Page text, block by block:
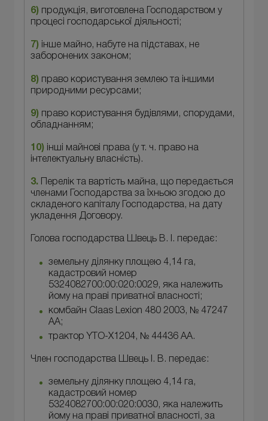
6) продукція, виготовлена Господарством у
процесі господарської діяльності;
7)
інше майно, набуте на підставах, не
заборонених законом;
8) право користування землею та іншими
природними ресурсами;
9) право користування будівлями, спорудами,
обладнанням;
10) інші майнові права (у т. ч. право на
інтелектуальну власність).
3. Перелік та вартість майна, що передається
членами Господарства за їхньою згодою до
складеного капіталу Господарства, на дату
укладення Договору.
Голова господарства Швець В. І. передає:
земельну ділянку площею 4,14 га,
кадастровий номер
5324082700:00:020:0029, яка належить
йому на праві приватної власності;
комбайн Claas Lexion 480 2003, № 47247
АА;
трактор YTO-X1204, № 44436 АА.
Член господарства Швець І. В. передає:
земельну ділянку площею 4,14 га,
кадастровий номер
5324082700:00:020:0030, яка належить
йому на праві приватної власності, за